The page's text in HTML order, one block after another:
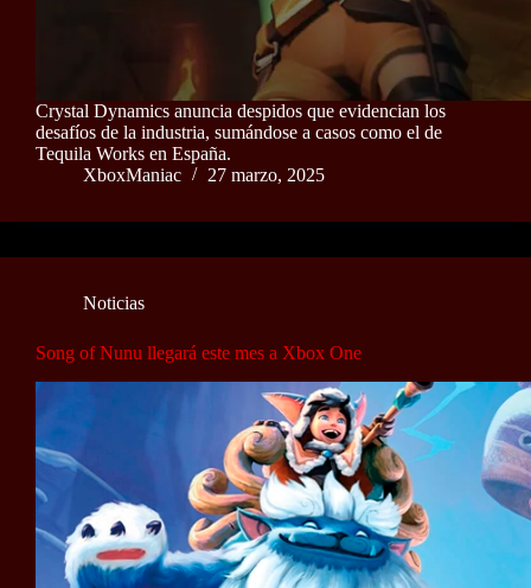
Crystal Dynamics anuncia despidos que evidencian los
desafíos de la industria, sumándose a casos como el de
Tequila Works en España.
XboxManiac
27 marzo, 2025
Noticias
Song of Nunu llegará este mes a Xbox One